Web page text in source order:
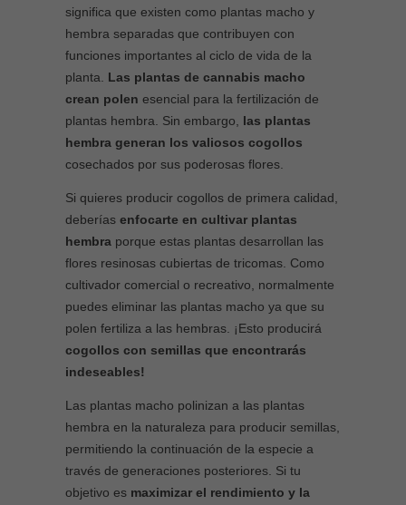
significa que existen como plantas macho y
hembra separadas que contribuyen con
funciones importantes al ciclo de vida de la
planta. Las plantas de cannabis macho
crean polen esencial para la fertilización de
plantas hembra. Sin embargo, las plantas
hembra generan los valiosos cogollos
cosechados por sus poderosas flores.
Si quieres producir cogollos de primera calidad,
deberías enfocarte en cultivar plantas
hembra porque estas plantas desarrollan las
flores resinosas cubiertas de tricomas. Como
cultivador comercial o recreativo, normalmente
puedes eliminar las plantas macho ya que su
polen fertiliza a las hembras. ¡Esto producirá
cogollos con semillas que encontrarás
indeseables!
Las plantas macho polinizan a las plantas
hembra en la naturaleza para producir semillas,
permitiendo la continuación de la especie a
través de generaciones posteriores. Si tu
objetivo es maximizar el rendimiento y la